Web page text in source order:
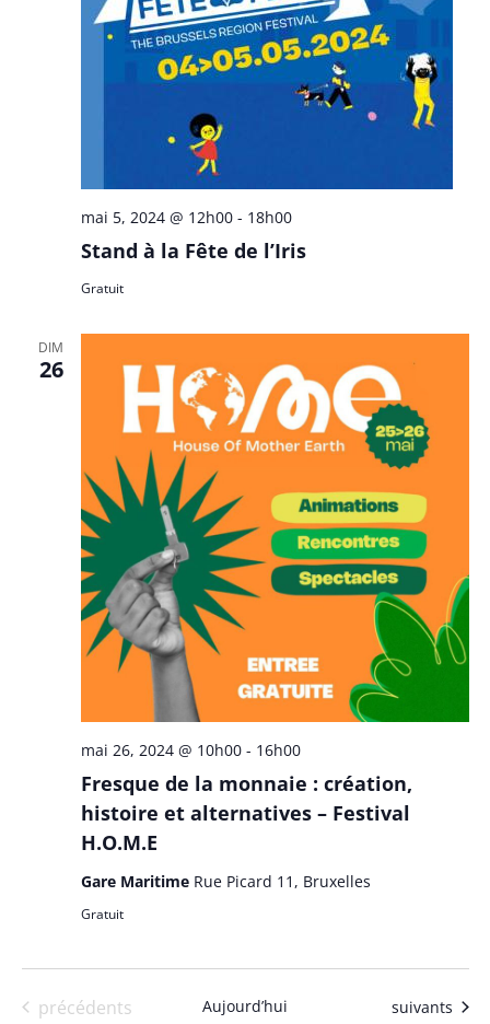
Stand à la Fête de l’Iris
mai 5, 2024 @ 12h00- 18h00
Gratuit
DIM
26
Fresque de la monnaie : création,
histoire et alternatives – Festival
H.O.M.E
mai 26, 2024 @ 10h00- 16h00
Gare Maritime Rue Picard 11, Bruxelles
Gratuit
Évènements
précédents Aujourd’hui Évènements
suivants